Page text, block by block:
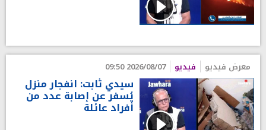
معرض فيديو فيديو 2026/08/07 09:50
سيدي ثابت: انفجار منزل
يُسفر عن إصابة عدد من
أفراد عائلة